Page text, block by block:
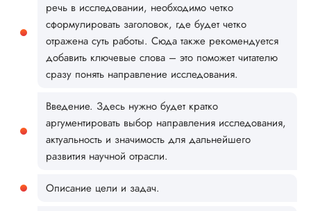
речь в исследовании, необходимо четко
сформулировать заголовок, где будет четко
отражена суть работы. Сюда также рекомендуется
добавить ключевые слова – это поможет читателю
сразу понять направление исследования.
Введение. Здесь нужно будет кратко
аргументировать выбор направления исследования,
актуальность и значимость для дальнейшего
развития научной отрасли.
Описание цели и задач.